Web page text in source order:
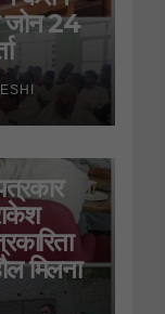
जोन 24
मिलना